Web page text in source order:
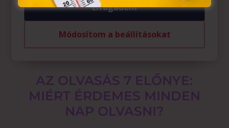
AZ OLVASÁS 7 ELŐNYE:
MIÉRT ÉRDEMES MINDEN
NAP OLVASNI?
Elfogadom
Módosítom a beállításokat